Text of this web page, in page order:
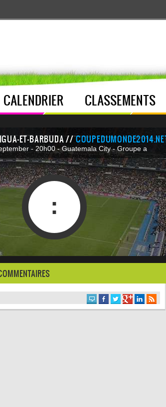
CALENDRIER CLASSEMENTS
ET-BARBUDA //
- 20h00 - Guatemala City - Groupe a
: